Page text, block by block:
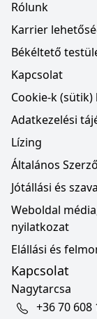
Rólunk
Karrier
Békéltető
Kapcsolat
Cookie-k (sütik)
Adatkezelési
Lízing
Általános
Jótállási és
Weboldal
nyilatkozat
Elállási és
Kapcsolat
Nagytarcsa
+36 70 608